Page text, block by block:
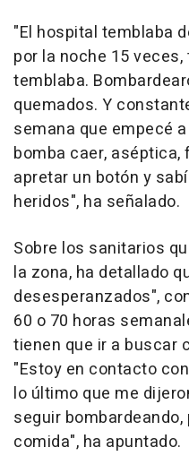
"El hospital temblaba
por la noche 15
temblaba.
quemados. Y
semana que empecé
bomba caer, aséptica,
apretar un botón y
heridos", ha señalado.
Sobre los sanitarios
la zona, ha detallado
desesperanzados",
60 o 70 horas
tienen que ir a buscar
"Estoy en contacto
lo último que me
seguir
comida", ha apuntado.